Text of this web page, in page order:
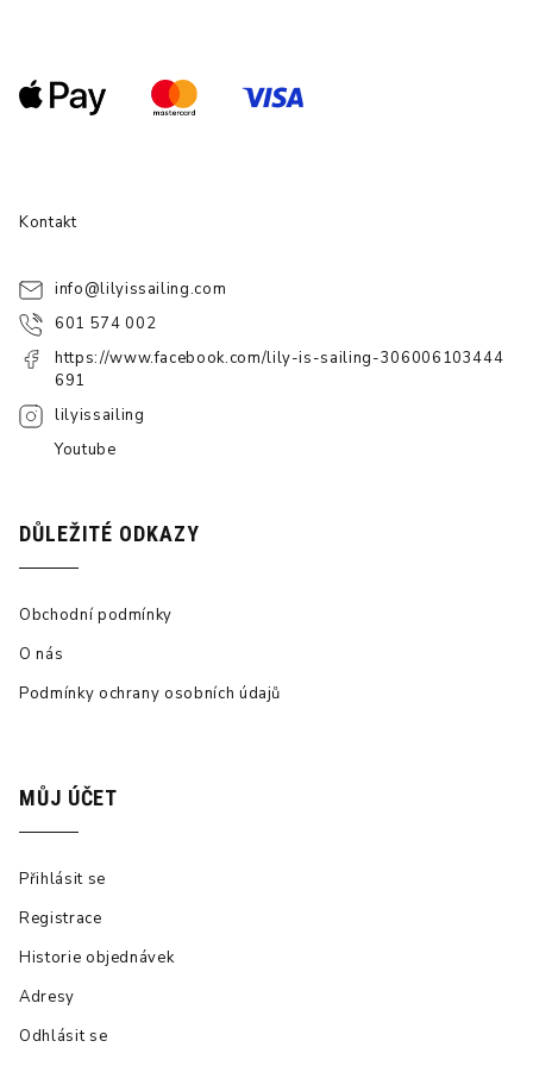
Kontakt
info@lilyissailing.com
601 574 002
https://www.facebook.com/lily-is-sailing-306006103444
691
lilyissailing
Youtube
DŮLEŽITÉ ODKAZY
Obchodní podmínky
O nás
Podmínky ochrany osobních údajů
MŮJ ÚČET
Přihlásit se
Registrace
Historie objednávek
Adresy
Odhlásit se